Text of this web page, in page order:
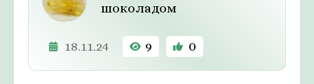
шоколадом
18.11.24 9 0